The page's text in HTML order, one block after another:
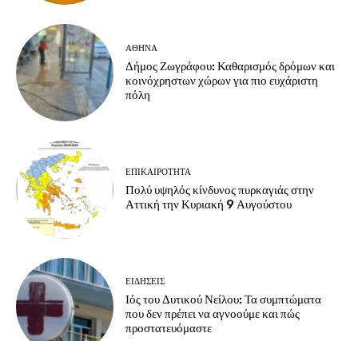
ΑΘΗΝΑ
Δήμος Ζωγράφου: Καθαρισμός δρόμων και
κοινόχρηστων χώρων για πιο ευχάριστη
πόλη
ΕΠΙΚΑΙΡΟΤΗΤΑ
Πολύ υψηλός κίνδυνος πυρκαγιάς στην
Αττική την Κυριακή 9 Αυγούστου
ΕΙΔΗΣΕΙΣ
Ιός του Δυτικού Νείλου: Τα συμπτώματα
που δεν πρέπει να αγνοούμε και πώς
προστατευόμαστε